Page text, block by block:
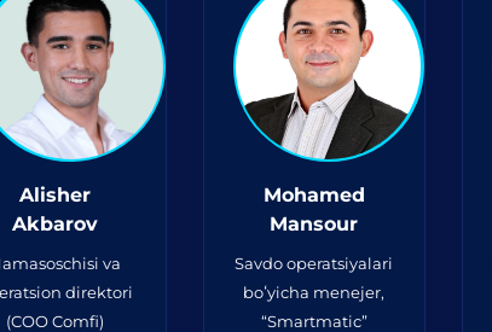
Alisher
Akbarov
va
direktori
(COO Comfi)
Mohamed
Mansour
Savdo operatsiyalari
boʻyicha menejer,
“Smartmatic”